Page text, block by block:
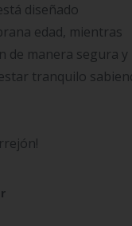
diseñado
edad, mientras
de manera segura y
tranquilo